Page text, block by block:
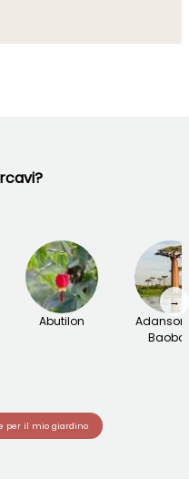
Abutilon
→
per il mio giardino